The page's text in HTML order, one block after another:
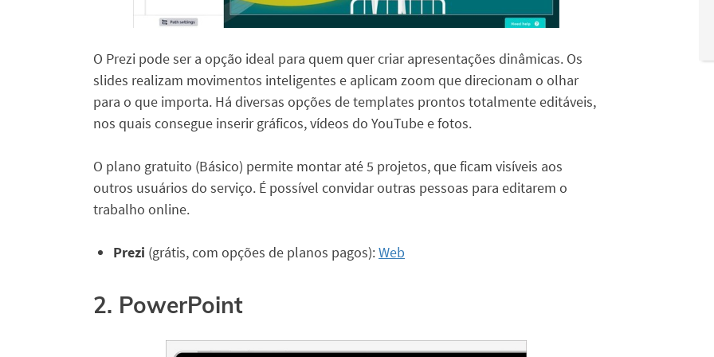
O Prezi pode ser a opção ideal para quem quer criar apresentações dinâmicas. Os
slides realizam movimentos inteligentes e aplicam zoom que direcionam o olhar
para o que importa. Há diversas opções de templates prontos totalmente editáveis,
nos quais consegue inserir gráficos, vídeos do YouTube e fotos.
O plano gratuito (Básico) permite montar até 5 projetos, que ficam visíveis aos
outros usuários do serviço. É possível convidar outras pessoas para editarem o
trabalho online.
Prezi (grátis, com opções de planos pagos):Web
2. PowerPoint